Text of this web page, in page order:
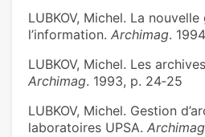
LUBKOV, Michel. La
l’information. Archimag. 1994
LUBKOV, Michel. Les
Archimag. 1993, p. 24‑25
LUBKOV, Michel. Gestion
laboratoires UPSA. Archimag